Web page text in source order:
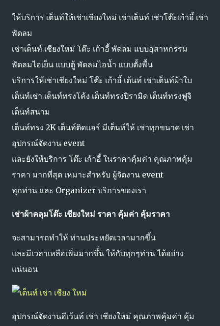
ให้บริการ เต็นท์ให้เช่าเชียงใหม่ เช่าเต็นท์ เช่าโต๊ะเก้าอี้ เช่า
พัดลม
เช่าเต็นท์ เชียงใหม่ โต๊ะ เก้าอี้ พัดลม แบบอุสาหกรรม
พัดลมไอเย็น แบบตู้ พัดลมไอน้ำ แบบตั้งพื้น
บริการให้เช่าเชียงใหม่ โต๊ะ เก้าอี้ เต้นท์ เช่าเต็นท์ผ้าใบ
เต็นท์เช่า เต็นท์ทรงโค้ง เต็นท์ทรงปิรามิด เต็นท์ทรงฟูจิ
เต็นท์สนาม
เต็นท์ทรง 2K เต็นท์ติดแอร์ มีเต็นท์ให้ เช่าทุกขนาด เช่า
อุปกรณ์จัดงาน event
และยังให้บริการ โต๊ะ เก้าอี้ ในราคาคุ้มค่า คุณภาพคุ้ม
ราคา มากที่สุด เหมาะสำหรับ ผู้จัดงาน event
ทุกท่าน และ Organizer บริการของเรา
เช่าผ้าคลุมโต๊ะ เชียงใหม่ ราคา คุ้มค่า คุ้มราคา
จะสามารถทำให้ ท่านประหยัดเวลามากขึ้น
และมีเวลาเหลือเพิ่มมากขึ้่น ให้กับทุกๆท่าน ได้อย่าง
แน่นอน
อุปกรณ์จัดงานอีเว้นท์ เช่า เชียงใหม่ คุณภาพคุ้มค่า คุ้ม